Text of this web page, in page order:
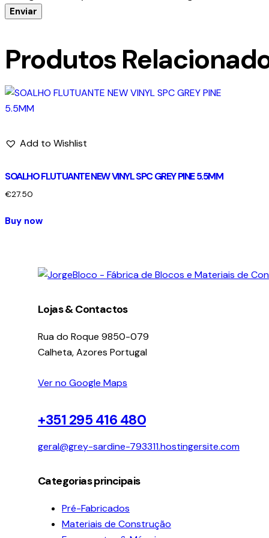
Produtos
Add to Wishlist
SOALHO FLUTUANTE NEW VINYL SPC GREY PINE 5.5MM
€27.50
Buy now
1Lojas & Contactos
Rua do Roque 9850-079
Calheta, Azores Portugal
Ver no Google Maps
+351 295 416 480
geral@grey-sardine-793311.hostingersite.com
Categorias principais
Pré-Fabricados
Materiais de Construção